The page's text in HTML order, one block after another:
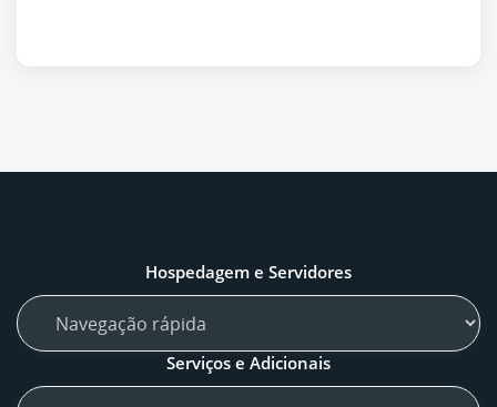
Hospedagem e Servidores
Serviços e Adicionais